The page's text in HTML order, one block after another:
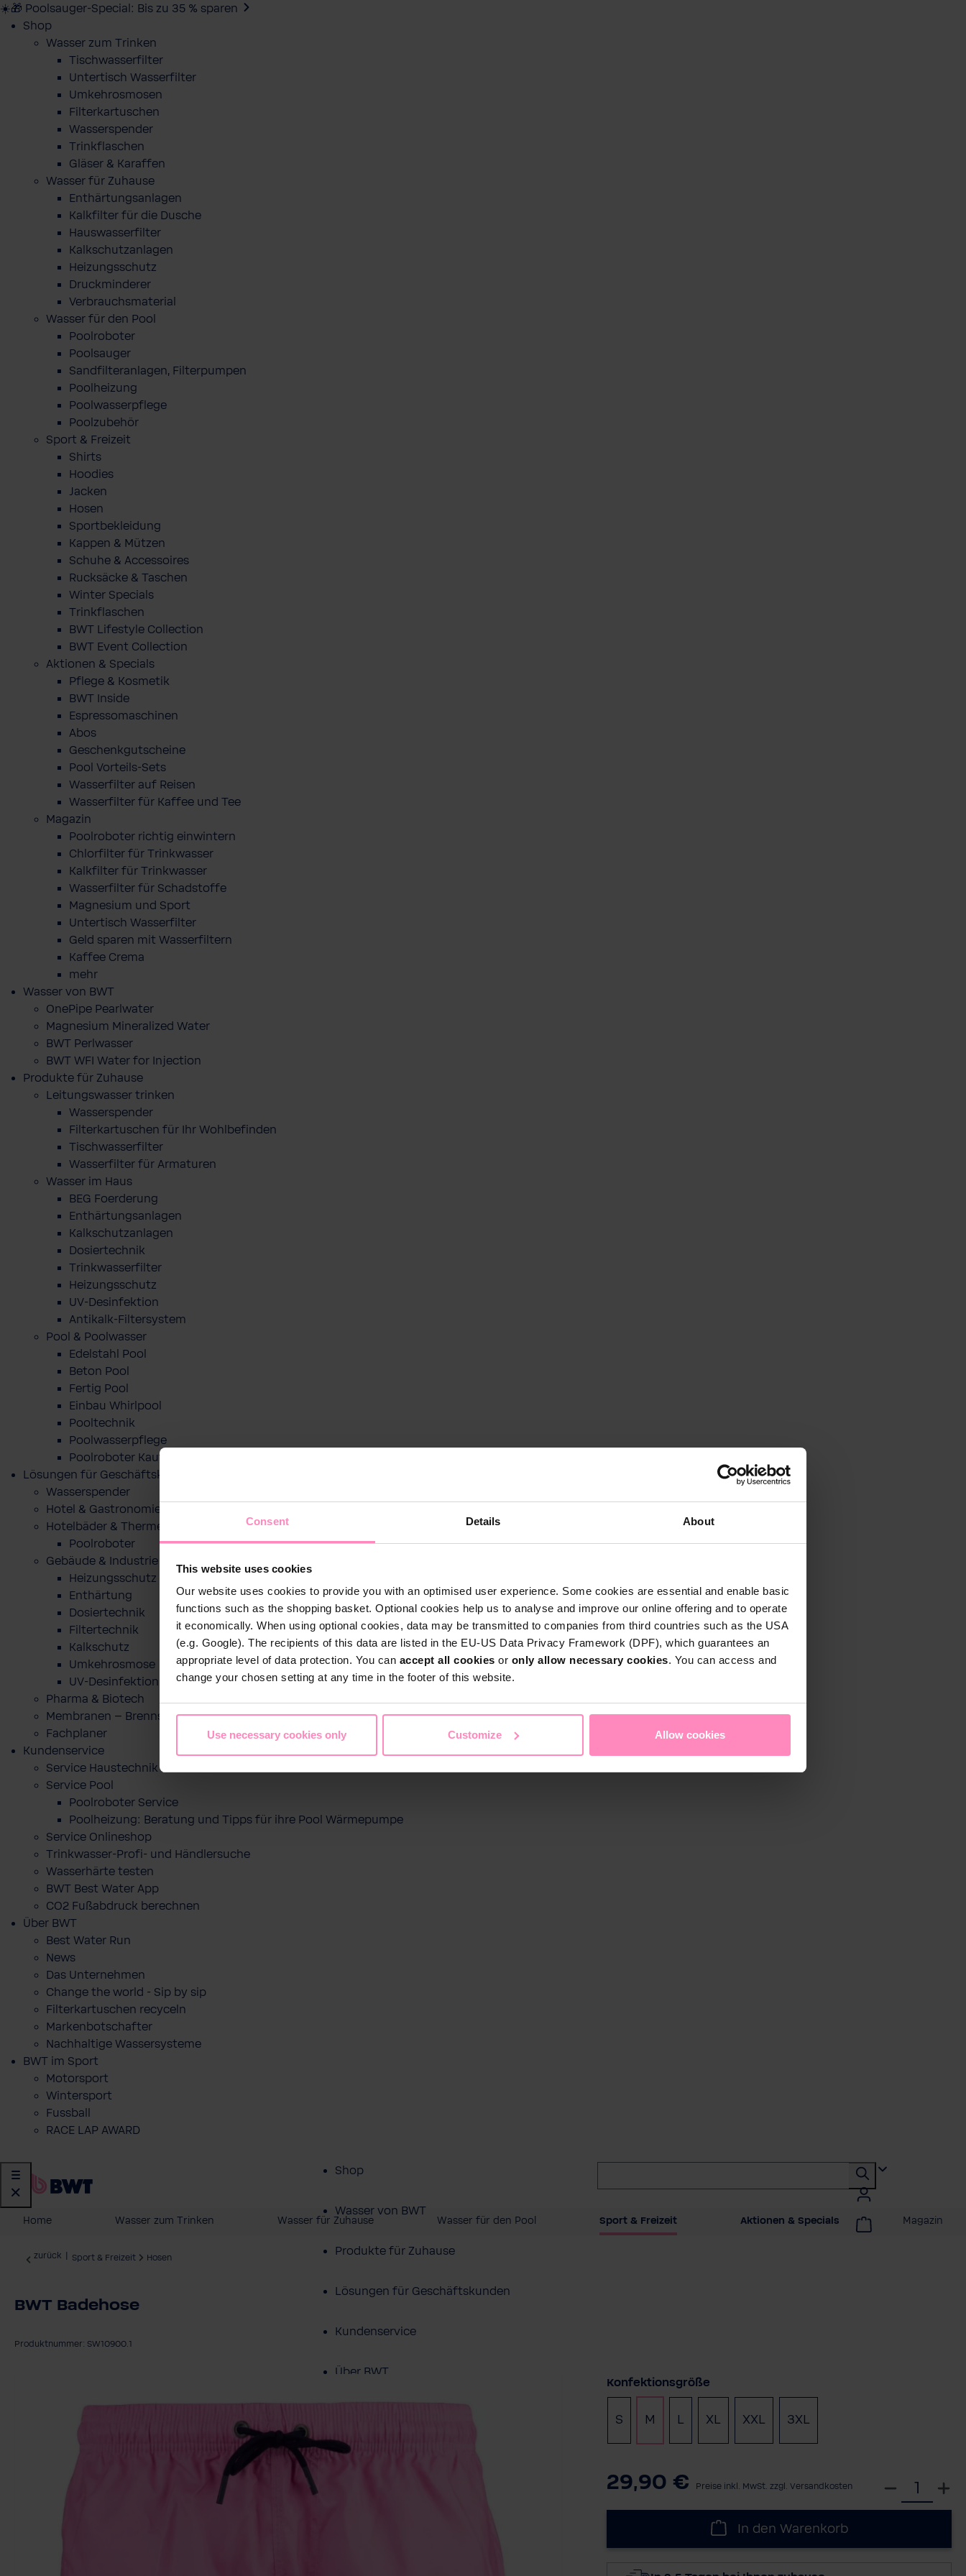
Consent Details About
This website uses cookies
Our website uses cookies to provide you with an optimised user experience. Some cookies are essential and enable basic
functions such as the shopping basket. Optional cookies help us to analyse and improve our online offering and to operate
it economically. When using optional cookies, data may be transmitted to companies from third countries such as the USA
(e.g. Google). The recipients of this data are listed in the EU-US Data Privacy Framework (DPF), which guarantees an
appropriate level of data protection. You can accept all cookies or only allow necessary cookies. You can access and
change your chosen setting at any time in the footer of this website.
Use necessary cookies only Customize Allow cookies
☀️🎁 Poolsauger-Special: Bis zu 35 % sparen
Shop
Wasser zum Trinken
Tischwasserfilter
Untertisch Wasserfilter
Umkehrosmosen
Filterkartuschen
Wasserspender
Trinkflaschen
Gläser & Karaffen
Wasser für Zuhause
Enthärtungsanlagen
Kalkfilter für die Dusche
Hauswasserfilter
Kalkschutzanlagen
Heizungsschutz
Druckminderer
Verbrauchsmaterial
Wasser für den Pool
Poolroboter
Poolsauger
Sandfilteranlagen, Filterpumpen
Poolheizung
Poolwasserpflege
Poolzubehör
Sport & Freizeit
Shirts
Hoodies
Jacken
Hosen
Sportbekleidung
Kappen & Mützen
Schuhe & Accessoires
Rucksäcke & Taschen
Winter Specials
Trinkflaschen
BWT Lifestyle Collection
BWT Event Collection
Aktionen & Specials
Pflege & Kosmetik
BWT Inside
Espressomaschinen
Abos
Geschenkgutscheine
Pool Vorteils-Sets
Wasserfilter auf Reisen
Wasserfilter für Kaffee und Tee
Magazin
Poolroboter richtig einwintern
Chlorfilter für Trinkwasser
Kalkfilter für Trinkwasser
Wasserfilter für Schadstoffe
Magnesium und Sport
Untertisch Wasserfilter
Geld sparen mit Wasserfiltern
Kaffee Crema
mehr
Wasser von BWT
OnePipe Pearlwater
Magnesium Mineralized Water
BWT Perlwasser
BWT WFI Water for Injection
Produkte für Zuhause
Leitungswasser trinken
Wasserspender
Filterkartuschen für Ihr Wohlbefinden
Tischwasserfilter
Wasserfilter für Armaturen
Wasser im Haus
BEG Foerderung
Enthärtungsanlagen
Kalkschutzanlagen
Dosiertechnik
Trinkwasserfilter
Heizungsschutz
UV-Desinfektion
Antikalk-Filtersystem
Pool & Poolwasser
Edelstahl Pool
Beton Pool
Fertig Pool
Einbau Whirlpool
Pooltechnik
Poolwasserpflege
Poolroboter Kaufberatung und Tipps
Lösungen für Geschäftskunden
Wasserspender
Hotel & Gastronomie
Hotelbäder & Thermen
Poolroboter
Gebäude & Industrie
Heizungsschutz
Enthärtung
Dosiertechnik
Filtertechnik
Kalkschutz
Umkehrosmose
UV-Desinfektion
Pharma & Biotech
Membranen – Brennstoffzelle
Fachplaner
Kundenservice
Service Haustechnik
Service Pool
Poolroboter Service
Poolheizung: Beratung und Tipps für ihre Pool Wärmepumpe
Service Onlineshop
Trinkwasser-Profi- und Händlersuche
Wasserhärte testen
BWT Best Water App
CO2 Fußabdruck berechnen
Über BWT
Best Water Run
News
Das Unternehmen
Change the world - Sip by sip
Filterkartuschen recyceln
Markenbotschafter
Nachhaltige Wassersysteme
BWT im Sport
Motorsport
Wintersport
Fussball
RACE LAP AWARD
Shop
Wasser von BWT
Produkte für Zuhause
Lösungen für Geschäftskunden
Kundenservice
Über BWT
Home Wasser zum Trinken Wasser für Zuhause Wasser für den Pool Sport & Freizeit Aktionen & Specials Magazin
zurück Sport & Freizeit Hosen
BWT Badehose
Produktnummer: SW10900.1
Konfektionsgröße
S M L XL XXL 3XL
29,90 € Preise inkl. MwSt. zzgl. Versandkosten
W
e
In den Warenkorb